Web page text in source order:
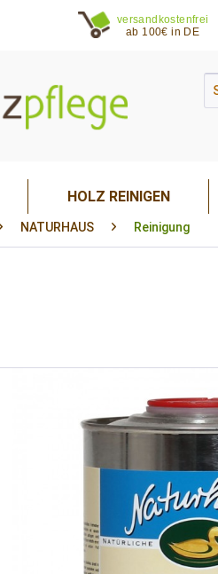
versandkostenfrei
ab 100€ in DE
HOLZ REINIGEN
NATURHAUS Reinigung